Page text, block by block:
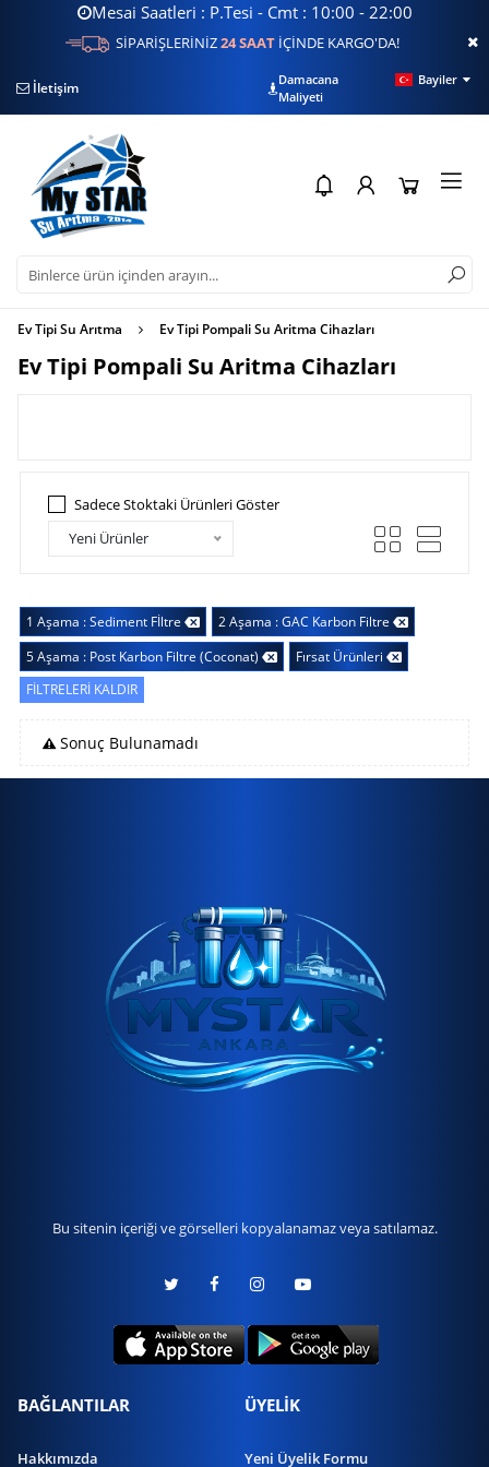
Mesai Saatleri : P.Tesi - Cmt : 10:00 - 22:00
SİPARİŞLERİNİZ24 SAATİÇİNDE KARGO'DA!
İletişim Filtre Sorgulama
Damacana
Maliyeti
Bayiler
Ev Tipi Su Arıtma Ev Tipi Pompali Su Aritma Cihazları
Ev Tipi Pompali Su Aritma Cihazları
Sadece Stoktaki Ürünleri Göster
Yeni Ürünler
1 Aşama : Sediment Fİltre
2 Aşama : GAC Karbon Filtre
5 Aşama : Post Karbon Filtre (Coconat)
Fırsat Ürünleri
FİLTRELERİ KALDIR
Sonuç Bulunamadı
Bu sitenin içeriği ve görselleri kopyalanamaz veya satılamaz.
BAĞLANTILAR
Hakkımızda
ÜYELİK
Yeni Üyelik Formu